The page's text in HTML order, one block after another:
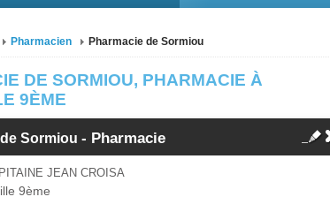
Pharmacien Pharmacie de Sormiou
DE SORMIOU, PHARMACIE À
9ÈME
de Sormiou- Pharmacie
JEAN CROISA
9ème